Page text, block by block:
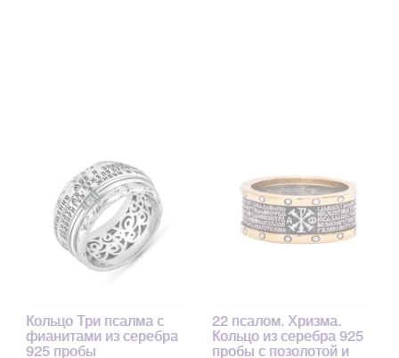
Кольцо Три псалма с
фианитами из серебра
925 пробы
22 псалом. Хризма.
Кольцо из серебра 925
пробы с позолотой и